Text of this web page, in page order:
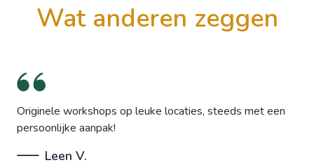
wat anderen zeggen
Originele workshops op leuke locaties, steeds met een
persoonlijke aanpak!
Leen V.